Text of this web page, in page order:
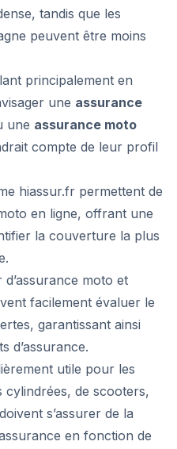
tandis que les
peuvent être moins
principalement en
une assurance
une assurance moto
compte de leur profil
hiassur.fr permettent de
en ligne, offrant une
la couverture la plus
moto et
facilement évaluer le
garantissant ainsi
d’assurance.
utile pour les
de scooters,
s’assurer de la
en fonction de